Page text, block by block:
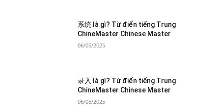
系统 là gì? Từ điển tiếng Trung
ChineMaster Chinese Master
06/05/2025
录入 là gì? Từ điển tiếng Trung
ChineMaster Chinese Master
06/05/2025